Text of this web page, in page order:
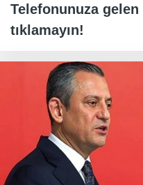
Telefonunuza gelen
tıklamayın!